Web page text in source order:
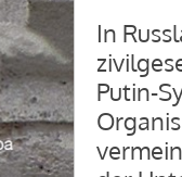
In
Putin-